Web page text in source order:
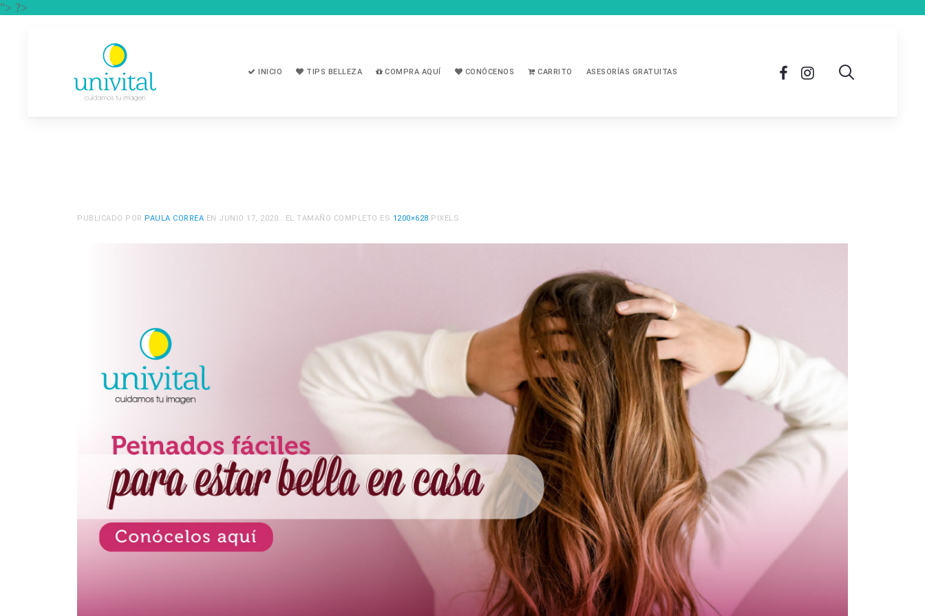
"> ?>
INICIO TIPS BELLEZA COMPRA AQUÍ CONÓCENOS CARRITO ASESORÍAS GRATUITAS
PUBLICADO POR PAULA CORREA EN JUNIO 17, 2020.. EL TAMAÑO COMPLETO ES 1200×628 PIXELS.